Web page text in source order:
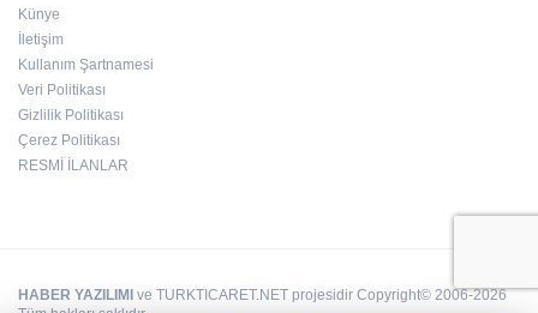
Künye
İletişim
Kullanım Şartnamesi
Veri Politikası
Gizlilik Politikası
Çerez Politikası
RESMİ İLANLAR
HABER YAZILIMI ve TURKTICARET.NET projesidir Copyright© 2006-2026